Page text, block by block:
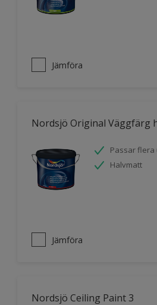
Jämföra
Nordsjö Original Väggfärg
Passar
Halvmatt
Jämföra
Nordsjö Ceiling Paint 3